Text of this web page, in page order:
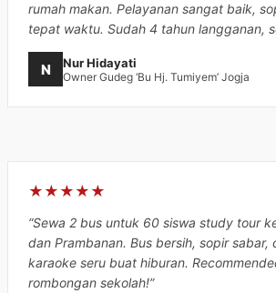
rumah makan. Pelayanan sangat baik,
tepat waktu. Sudah 4 tahun langganan,
N Nur Hidayati
Owner Gudeg ‘Bu Hj. Tumiyem’ Jogja
★★★★★
“Sewa 2 bus untuk 60 siswa study tour
dan Prambanan. Bus bersih, sopir sabar,
karaoke seru buat hiburan.
rombongan sekolah!”